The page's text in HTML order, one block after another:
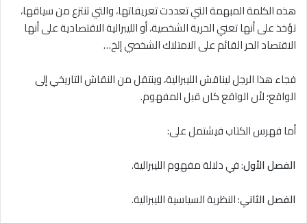
هذه الكلمة المبهمة التي تعددت تعريفاتها، والتي تنتزع من سياقها،
تؤخذ على أنها تعني الحرية الشخصية، أو الليبرالية اﻻقتصادية على أنها
الاقتصاد الحر القائم على الامتلاك الشخصي إلخ…
فجاء هذا الرجل ليناقش الليبرالية، وينتقل من النقاش التاريخي إلى
الواقع؛ لأن الواقع كان قبل المفهوم.
أما فهرس الكتاب فيشتمل على:
الفصل الأول: في دلالة مفهوم الليبرالية.
الفصل الثاني: النظرية السياسية الليبرالية.